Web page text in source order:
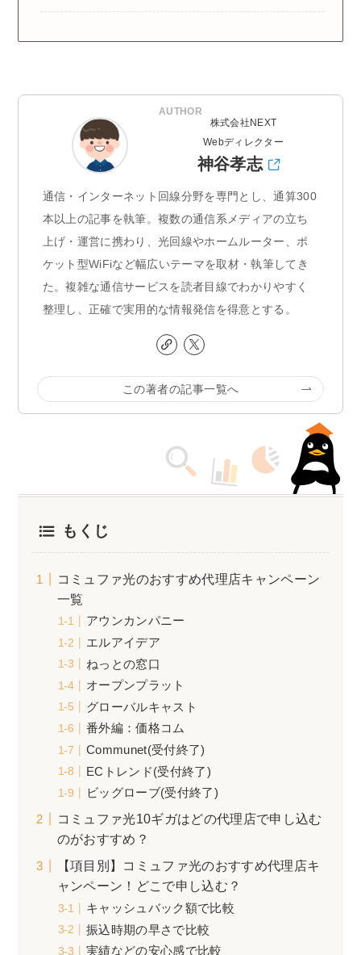
AUTHOR
株式会社NEXT
Webディレクター
神谷孝志
通信・インターネット回線分野を専門とし、通算300
本以上の記事を執筆。複数の通信系メディアの立ち
上げ・運営に携わり、光回線やホームルーター、ポ
ケット型WiFiなど幅広いテーマを取材・執筆してき
た。複雑な通信サービスを読者目線でわかりやすく
整理し、正確で実用的な情報発信を得意とする。
この著者の記事一覧へ
もくじ
コミュファ光のおすすめ代理店キャンペーン
一覧
アウンカンパニー
エルアイデア
ねっとの窓口
オープンプラット
グローバルキャスト
番外編：価格コム
Communet(受付終了)
ECトレンド(受付終了)
ビッグローブ(受付終了)
コミュファ光10ギガはどの代理店で申し込む
のがおすすめ？
【項目別】コミュファ光のおすすめ代理店キ
ャンペーン！どこで申し込む？
キャッシュバック額で比較
振込時期の早さで比較
実績などの安心感で比較